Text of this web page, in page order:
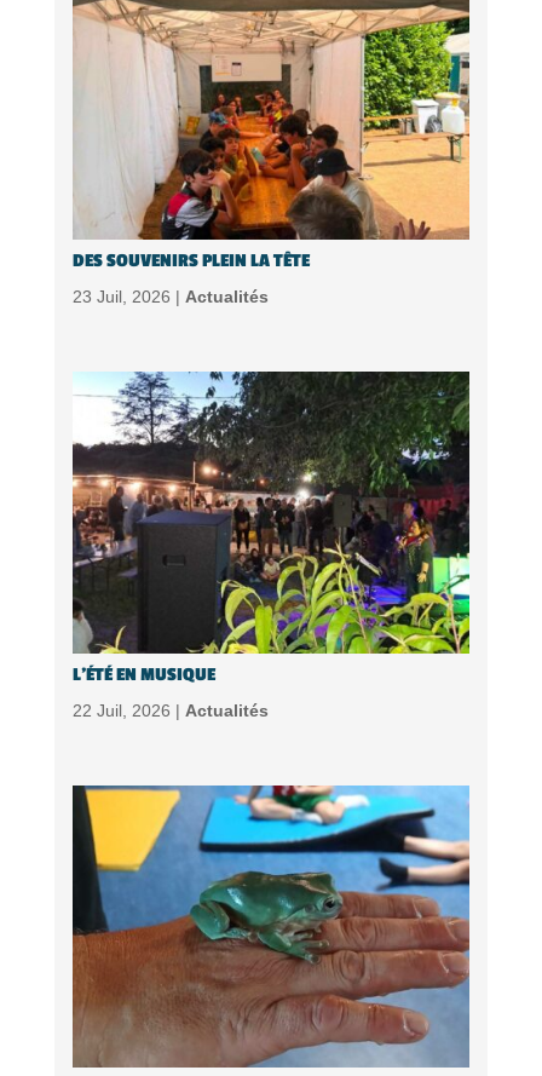
DES SOUVENIRS PLEIN LA TÊTE
23 Juil, 2026 | Actualités
L’ÉTÉ EN MUSIQUE
22 Juil, 2026 | Actualités